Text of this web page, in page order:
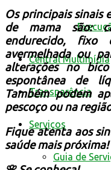
Central Multimídia
Transparência
Serviços
Guia de
Os principais sinais
de mama são:
endurecido,
avermelhada ou
alterações no
espontânea de
Também podem
pescoço ou na
Fique atenta aos
saúde mais próxima!